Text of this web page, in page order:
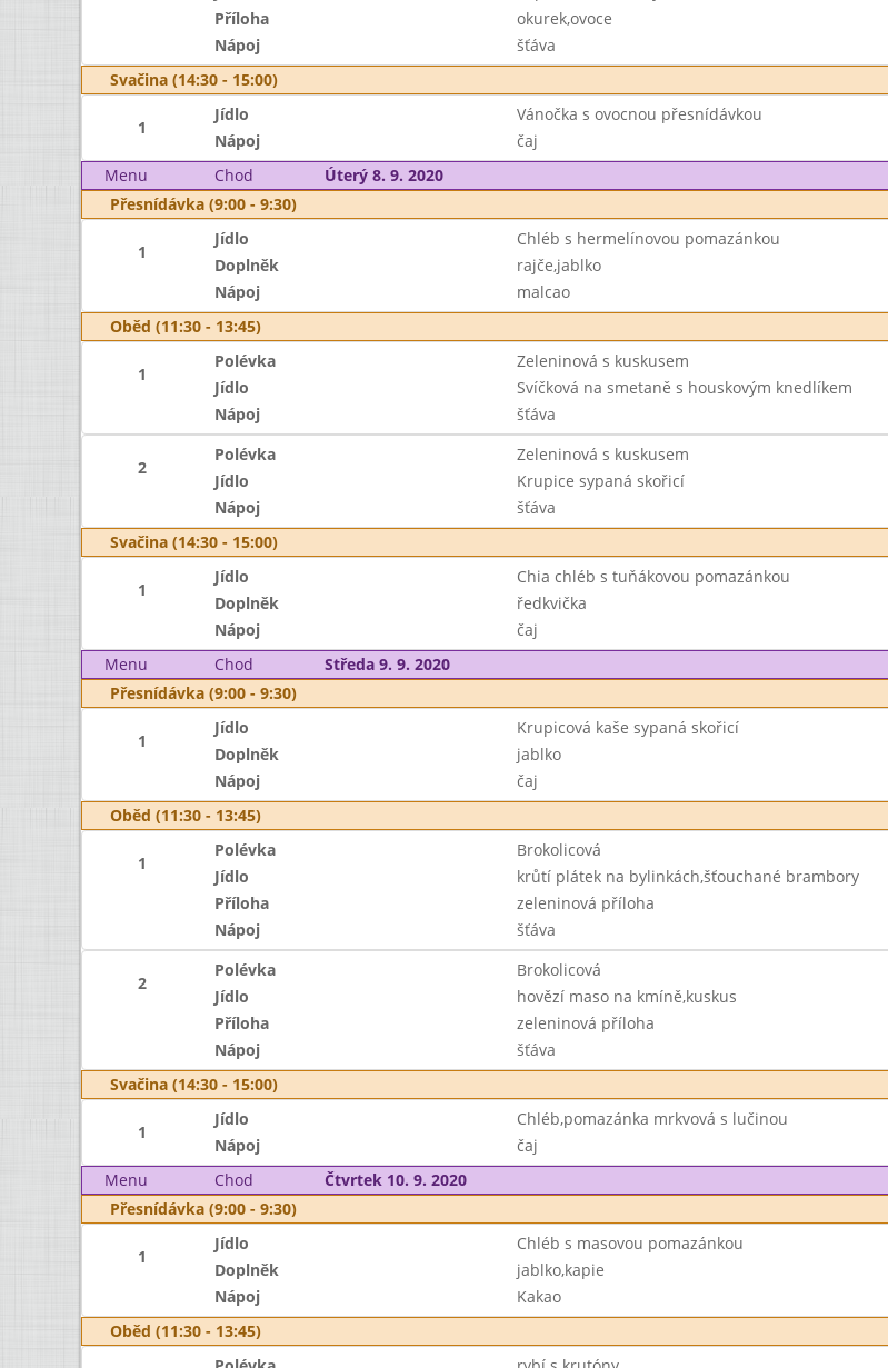
Příloha
okurek,ovoce
Nápoj
šťáva
Svačina (14:30 - 15:00)
1
Jídlo Vánočka s ovocnou přesnídávkou
Nápoj
čaj
Menu
Chod Úterý 8. 9. 2020
Přesnídávka (9:00 - 9:30)
1
Jídlo Chléb s hermelínovou pomazánkou
Doplněk
rajče,jablko
Nápoj
malcao
Oběd (11:30 - 13:45)
1
Polévka Zeleninová s kuskusem
Jídlo
Svíčková na smetaně s houskovým knedlíkem
Nápoj
šťáva
2
Polévka Zeleninová s kuskusem
Jídlo
Krupice sypaná skořicí
Nápoj
šťáva
Svačina (14:30 - 15:00)
1
Jídlo Chia chléb s tuňákovou pomazánkou
Doplněk
ředkvička
Nápoj
čaj
Menu
Chod Středa 9. 9. 2020
Přesnídávka (9:00 - 9:30)
1
Jídlo Krupicová kaše sypaná skořicí
Doplněk
jablko
Nápoj
čaj
Oběd (11:30 - 13:45)
1
Polévka Brokolicová
Jídlo
krůtí plátek na bylinkách,šťouchané brambory
Příloha
zeleninová příloha
Nápoj
šťáva
2
Polévka Brokolicová
Jídlo
hovězí maso na kmíně,kuskus
Příloha
zeleninová příloha
Nápoj
šťáva
Svačina (14:30 - 15:00)
1
Jídlo Chléb,pomazánka mrkvová s lučinou
Nápoj
čaj
Menu
Chod Čtvrtek 10. 9. 2020
Přesnídávka (9:00 - 9:30)
1
Jídlo Chléb s masovou pomazánkou
Doplněk
jablko,kapie
Nápoj
Kakao
Oběd (11:30 - 13:45)